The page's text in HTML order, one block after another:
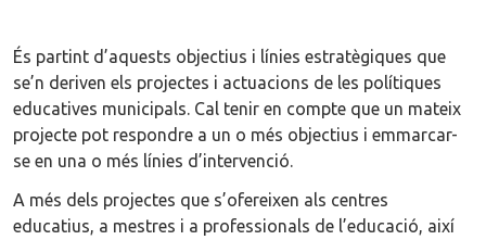
És partint d’aquests objectius i línies estratègiques que
se’n deriven els projectes i actuacions de les polítiques
educatives municipals. Cal tenir en compte que un mateix
projecte pot respondre a un o més objectius i emmarcar-
se en una o més línies d’intervenció.
A més dels projectes que s’ofereixen als centres
educatius, a mestres i a professionals de l’educació, així